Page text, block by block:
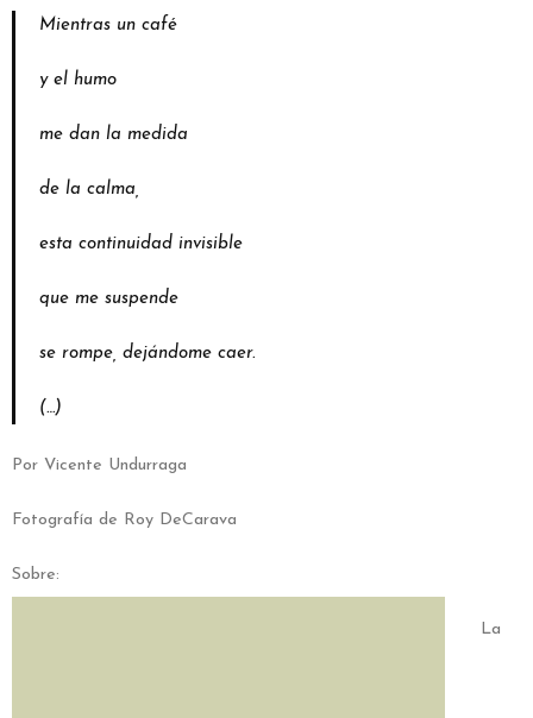
Mientras un café
y el humo
me dan la medida
de la calma,
esta continuidad invisible
que me suspende
se rompe, dejándome caer.
(…)
Por Vicente Undurraga
Fotografía de Roy DeCarava
Sobre:
La